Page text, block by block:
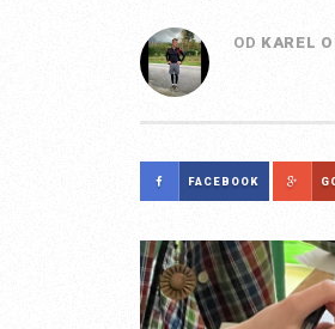
OD KAREL
FACEBOOK